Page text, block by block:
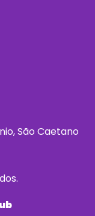
São Caetano